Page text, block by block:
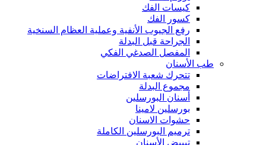
كيسات الفك
كسور الفك
رفع الجيوب الأنفية وعملية العظام السنخية
الجراحة قبل البدلة
المفصل الصدغي الفكي
طب الأسنان
تتحرك شعبة الافتراضات
مجموع البدلة
أسنان البورسلين
بورسلين لامينا
حشوات الاسنان
ترميم البورسلين الكاملة
تبييض الأسنان